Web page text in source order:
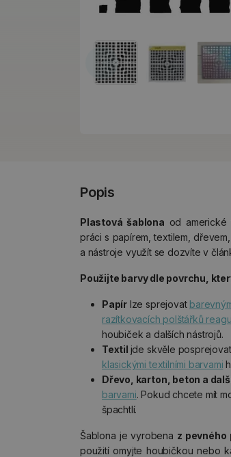
Popis
Plastová šablona od americké
práci s papírem, textilem,
a nástroje využít se dozvíte v
Použijte barvy dle povrchu,
Papír lze sprejovat
razítkovacích polštářků
houbiček a dalších nástrojů.
Textil jde skvěle
klasickými textilními barvami
Dřevo, karton, beton a
barvami. Pokud chcete mít
špachtlí.
Šablona je vyrobena z pevného
použití omyjte houbičkou nebo